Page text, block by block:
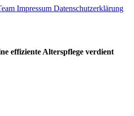
Impressum Datenschutzerklärung
effiziente Alterspflege verdient